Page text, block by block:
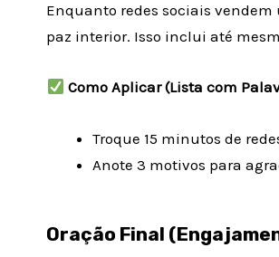
Enquanto redes sociais
paz interior. Isso inclui até
Como Aplicar (Lista com
Troque 15 minutos de
Anote 3 motivos para
Oração Final